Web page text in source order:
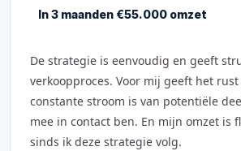
In 3 maanden €55.000 omzet
De strategie is eenvoudig en geeft
verkoopproces. Voor mij geeft het
constante stroom is van potentiële
mee in contact ben. En mijn omzet is
sinds ik deze strategie volg.